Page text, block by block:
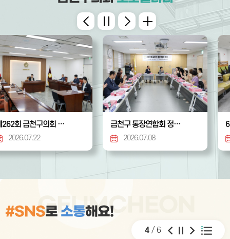
2026.07.08 2026.07.08
#SNS로 소통해요!
5 / 6